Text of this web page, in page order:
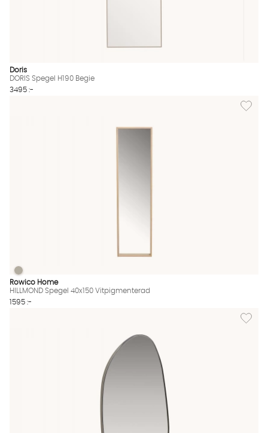
Doris
DORIS Spegel H190 Begie
3495 :-
Lägg
HILLMOND Spegel 40x150 Vitpigmenterad Finns även i dessa
HILLMOND Spegel 40x150 Vitpigmenterad
Rowico Home
HILLMOND Spegel 40x150 Vitpigmenterad
1595 :-
Lägg